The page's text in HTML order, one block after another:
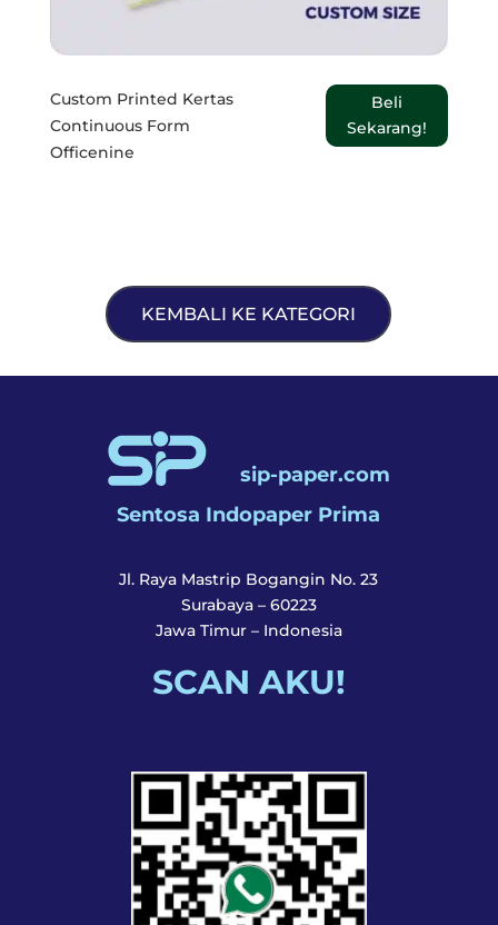
Custom Printed Kertas
Continuous Form
Officenine
Beli
Sekarang!
KEMBALI KE KATEGORI
sip-paper.com
Sentosa Indopaper Prima
Jl. Raya Mastrip Bogangin No. 23
Surabaya – 60223
Jawa Timur – Indonesia
SCAN AKU!